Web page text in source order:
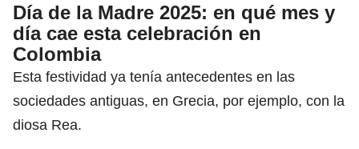
Día de la Madre 2025: en qué mes y
día cae esta celebración en
Colombia
Esta festividad ya tenía antecedentes en las
sociedades antiguas, en Grecia, por ejemplo, con la
diosa Rea.